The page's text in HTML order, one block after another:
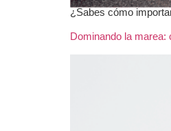
¿Sabes cómo
Dominando la